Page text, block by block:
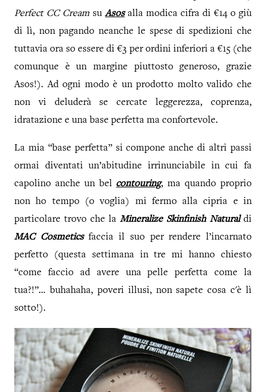
Perfect CC Cream suAsosalla modica cifra di €14 o giù
di lì, non pagando neanche le spese di spedizioni che
tuttavia ora so essere di €3 per ordini inferiori a €15 (che
comunque è un margine piuttosto generoso, grazie
Asos!). Ad ogni modo è un prodotto molto valido che
non vi deluderà se cercate leggerezza, coprenza,
idratazione e una base perfetta ma confortevole.
La mia “base perfetta” si compone anche di altri passi
ormai diventati un’abitudine irrinunciabile in cui fa
capolino anche un bel contouring, ma quando proprio
non ho tempo (o voglia) mi fermo alla cipria e in
particolare trovo che la Mineralize Skinfinish Naturaldi
MAC Cosmeticsfaccia il suo per rendere l’incarnato
perfetto (questa settimana in tre mi hanno chiesto
“come faccio ad avere una pelle perfetta come la
tua?!”… buhahaha, poveri illusi, non sapete cosa c'è lì
sotto!).